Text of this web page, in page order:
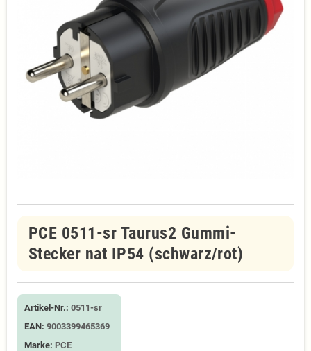
PCE 0511-sr Taurus2 Gummi-
Stecker nat IP54 (schwarz/rot)
Artikel-Nr.: 0511-sr
EAN: 9003399465369
Marke: PCE